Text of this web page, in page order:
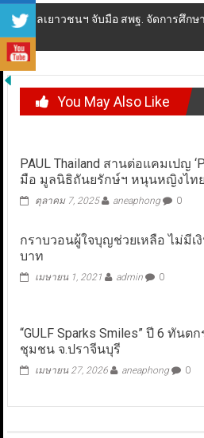
ศาลเยาวชนฯ จับมือ สพฐ. จัดการศึก
You May Also Like
PAUL Thailand สานต่อแคมเปญ
มือ มูลนิธิถันยรักษ์ฯ หนุนหญิงไทย
ตุลาคม 7, 2025 aneaphong 0
กราบวอนผู้ใจบุญช่วยเหลือ ไม่มีเ
บาท
เมษายน 1, 2021 admin 0
“GULF Sparks Smiles” ปี 6 ทัน
ชุมชน จ.ปราจีนบุรี
เมษายน 27, 2026 aneaphong 0